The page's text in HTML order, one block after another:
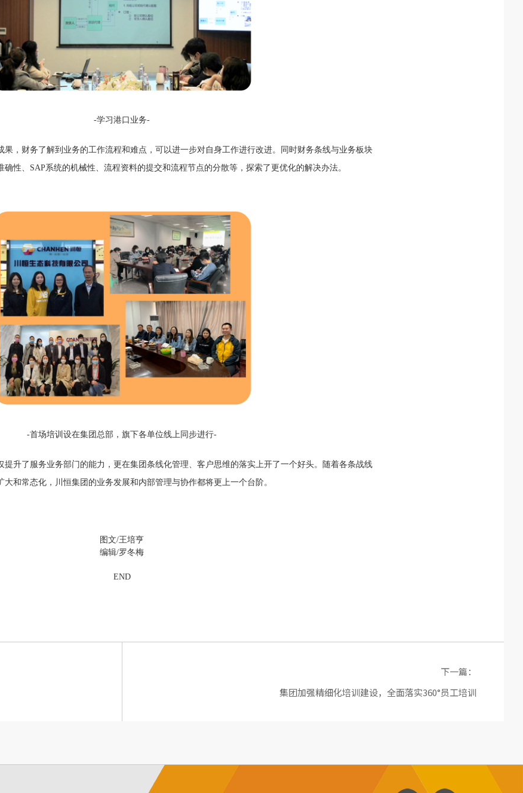
-学习 港口业务-
果，财务了解到业务的工作流程和难点，可以进一步对自身工作进行改进。同时财务条线与业务板块
性、SAP系统的机械性、流程资料的提交和流程节点的分散等，探索了更优化的解决办法。
-首场培训设在集团总部，旗下各单位线上同步进行-
提升了服务业务部门的能力，更在集团条线化管理、客户思维的落实上开了一个好头。随着各条战线
和常态化，川恒集团的业务发展和内部管理与协作都将更上一个台阶。
图文/王培亨
编辑/罗冬梅
END
下一篇：
集团加强精细化培训建设，全面落实360°员工培训